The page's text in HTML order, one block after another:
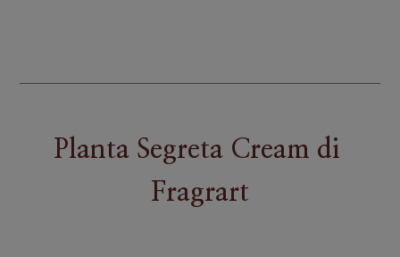
Planta Segreta Cream di
Fragrart